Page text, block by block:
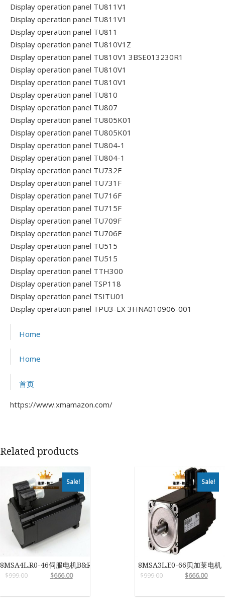
Display operation panel TU811V1
Display operation panel TU811V1
Display operation panel TU811
Display operation panel TU810V1Z
Display operation panel TU810V1 3BSE013230R1
Display operation panel TU810V1
Display operation panel TU810V1
Display operation panel TU810
Display operation panel TU807
Display operation panel TU805K01
Display operation panel TU805K01
Display operation panel TU804-1
Display operation panel TU804-1
Display operation panel TU732F
Display operation panel TU731F
Display operation panel TU716F
Display operation panel TU715F
Display operation panel TU709F
Display operation panel TU706F
Display operation panel TU515
Display operation panel TU515
Display operation panel TTH300
Display operation panel TSP118
Display operation panel TSITU01
Display operation panel TPU3-EX 3HNA010906-001
Home
Home
首页
https://www.xmamazon.com/
Related products
Sale!
8MSA4L.R0-46伺服电机B&R
$999.00 $666.00
Sale!
8MSA3L.E0-66贝加莱电机
$999.00 $666.00